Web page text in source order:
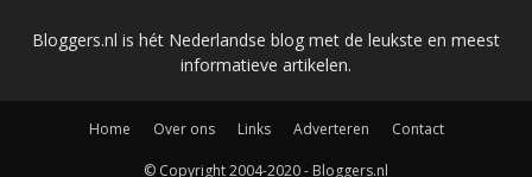
Bloggers.nl is hét Nederlandse blog met de leukste en meest
informatieve artikelen.
Home Over ons Links Adverteren Contact
© Copyright 2004-2020 - Bloggers.nl